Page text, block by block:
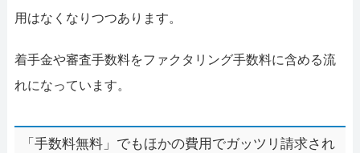
用はなくなりつつあります。
着手金や審査手数料をファクタリング手数料に含める流
れになっています。
「手数料無料」でもほかの費用でガッツリ請求され